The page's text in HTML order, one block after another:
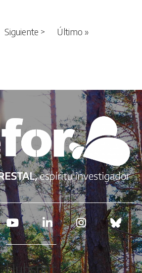
Siguiente > Siguiente página
Último »
Hubspot